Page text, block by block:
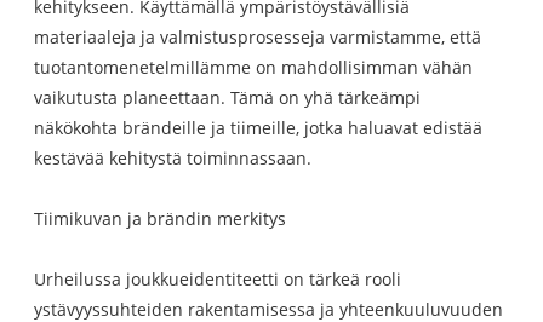
kehitykseen. Käyttämällä ympäristöystävällisiä
materiaaleja ja valmistusprosesseja varmistamme, että
tuotantomenetelmillämme on mahdollisimman vähän
vaikutusta planeettaan. Tämä on yhä tärkeämpi
näkökohta brändeille ja tiimeille, jotka haluavat edistää
kestävää kehitystä toiminnassaan.
Tiimikuvan ja brändin merkitys
Urheilussa joukkueidentiteetti on tärkeä rooli
ystävyyssuhteiden rakentamisessa ja yhteenkuuluvuuden